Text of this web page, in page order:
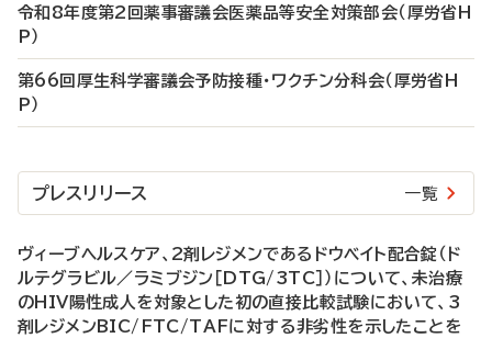
令和8年度第2回薬事審議会医薬品等安全対策部会（厚労省H
P）
第66回厚生科学審議会予防接種・ワクチン分科会（厚労省H
P）
プレスリリース 一覧
ヴィーブヘルスケア、2剤レジメンであるドウベイト配合錠（ド
ルテグラビル／ラミブジン［DTG/3TC］）について、未治療
のHIV陽性成人を対象とした初の直接比較試験において、3
剤レジメンBIC/FTC/TAFに対する非劣性を示したことを